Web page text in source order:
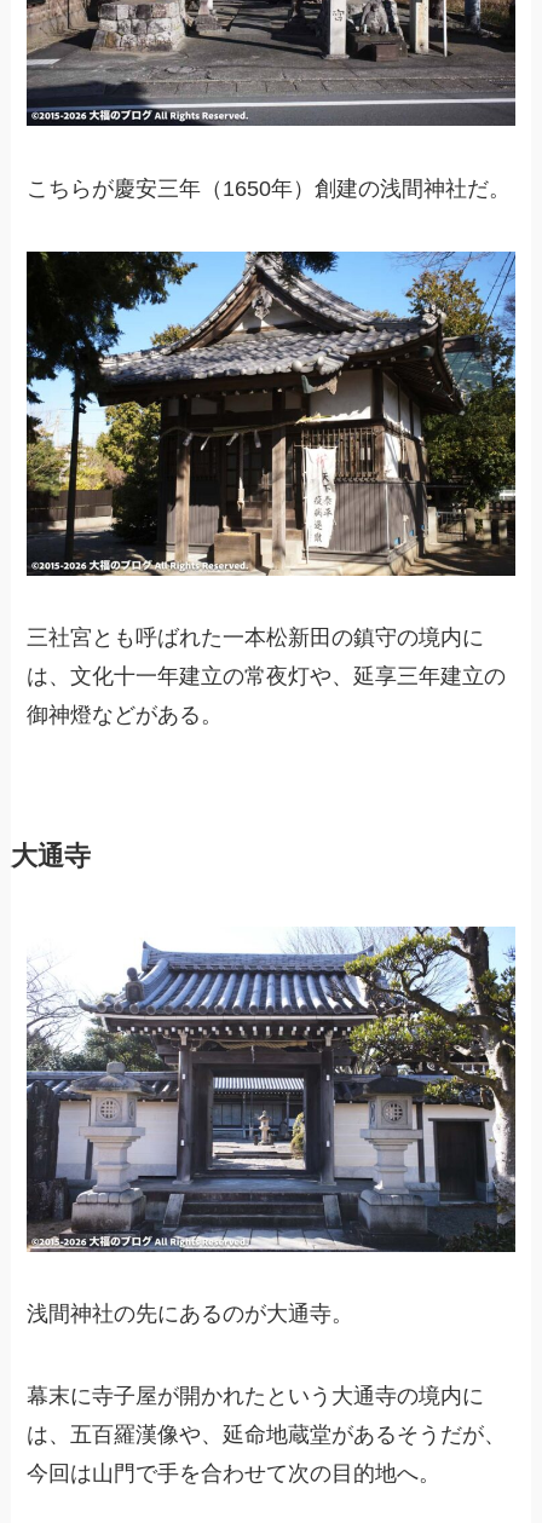
こちらが慶安三年（1650年）創建の浅間神社だ。
三社宮とも呼ばれた一本松新田の鎮守の境内に
は、文化十一年建立の常夜灯や、延享三年建立の
御神燈などがある。
大通寺
浅間神社の先にあるのが大通寺。
幕末に寺子屋が開かれたという大通寺の境内に
は、五百羅漢像や、延命地蔵堂があるそうだが、
今回は山門で手を合わせて次の目的地へ。